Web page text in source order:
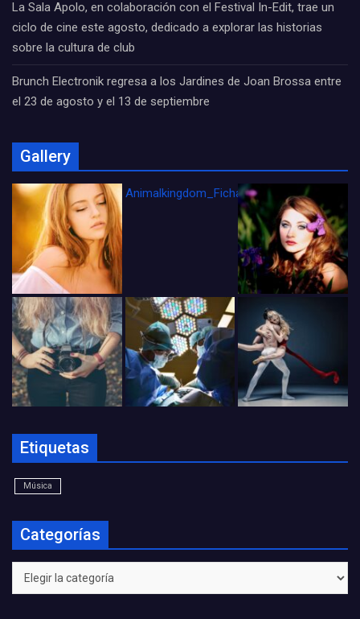
La Sala Apolo, en colaboración con el Festival In-Edit, trae un
ciclo de cine este agosto, dedicado a explorar las historias
sobre la cultura de club
Brunch Electronik regresa a los Jardines de Joan Brossa entre
el 23 de agosto y el 13 de septiembre
Gallery
Animalkingdom_FichaCine
Etiquetas
Música
Categorías
Categorías